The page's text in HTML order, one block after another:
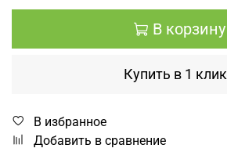
В корзину
Купить в 1 клик
В избранное
Добавить в сравнение